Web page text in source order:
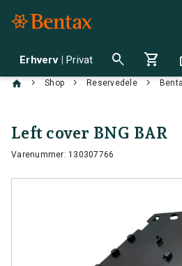
Erhverv | Privat search shopping_cart
chevron_right Shop chevron_right Reservedele chevron_right
Left cover BNG BAR
Varenummer: 130307766